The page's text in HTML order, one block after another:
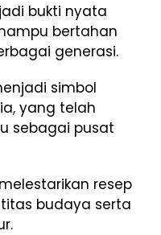
bukti nyata
bertahan
generasi.
simbol
yang telah
sebagai pusat
resep
budaya serta